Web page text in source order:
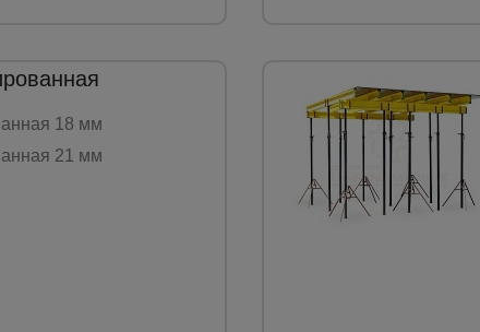
18 мм
21 мм